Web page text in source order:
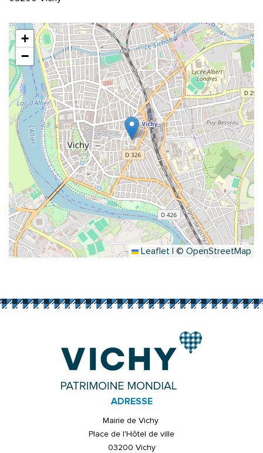
+
−
Leaflet | ©OpenStreetMap
ADRESSE
Mairie de Vichy
Place de l'Hôtel de ville
03200 Vichy